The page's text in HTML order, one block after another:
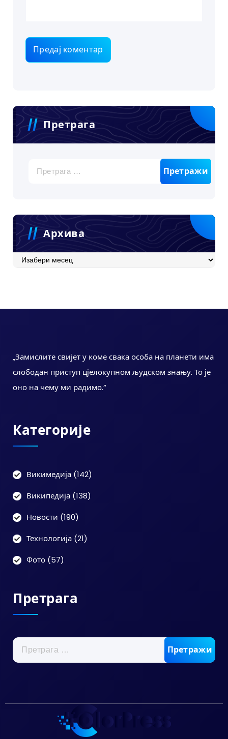
Претрага
Архива
Архива
„Замислите свијет у коме свака особа на планети има
слободан приступ цјелокупном људском знању. То је
оно на чему ми радимо.“
Категорије
Викимедија (142)
Википедија (138)
Новости (190)
Технологија (21)
Фото (57)
Претрага
Претрага